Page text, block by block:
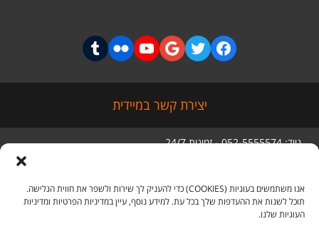
אנו משתמשים בעוגיות (COOKIES) כדי להעניק לך שירות ולשפר את חווית הגלישה.
תוכל לשנות את ההעדפות שלך בכל עת. למידע נוסף, עיין במדיניות הפרטיות ומדיניות
העוגיות שלנו.
יצירת קשר במיידית
נייד: 052-5555574 - זמינות 24/7
בני ברק